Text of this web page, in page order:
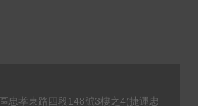
忠孝東路四段148號3樓之4(捷運忠